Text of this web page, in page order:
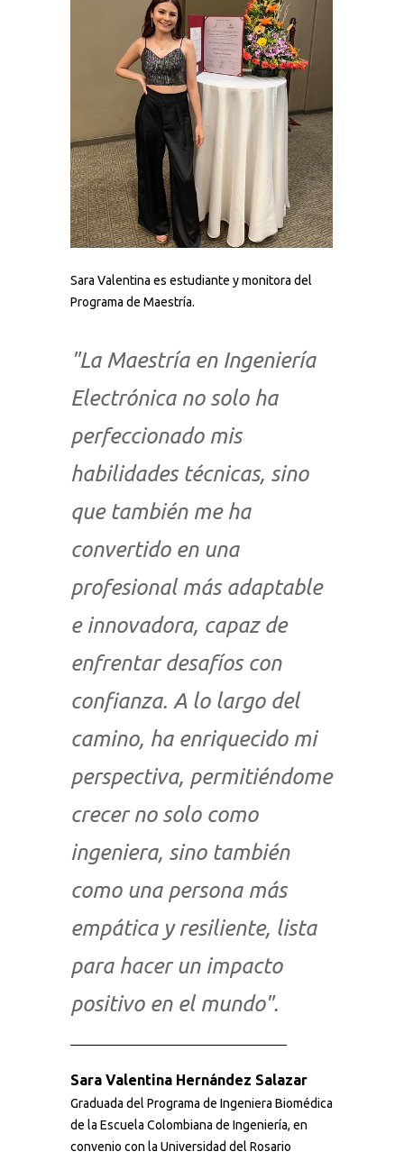
Sara Valentina es estudiante y monitora del
Programa de Maestría.
"La Maestría en Ingeniería
Electrónica no solo ha
perfeccionado mis
habilidades técnicas, sino
que también me ha
convertido en una
profesional más adaptable
e innovadora, capaz de
enfrentar desafíos con
confianza. A lo largo del
camino, ha enriquecido mi
perspectiva, permitiéndome
crecer no solo como
ingeniera, sino también
como una persona más
empática y resiliente, lista
para hacer un impacto
positivo en el mundo".
Sara Valentina Hernández Salazar
Graduada del Programa de Ingeniera Biomédica
de la Escuela Colombiana de Ingeniería, en
convenio con la Universidad del Rosario